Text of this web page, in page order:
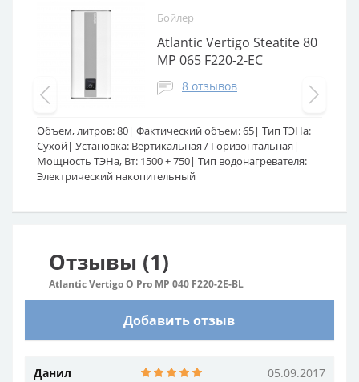
Бойлер
Atlantic Vertigo Steatite 80
MP 065 F220-2-EC
8 отзывов
Объем, литров:80 Фактический объем:65 Тип ТЭНа:
Сухой Установка: Вертикальная / Горизонтальная
Мощность ТЭНа, Вт: 1500 + 750 Тип водонагревателя:
Электрический накопительный
Отзывы (1)
Atlantic Vertigo O Pro MP 040 F220-2E-BL
Добавить отзыв
Данил 05.09.2017